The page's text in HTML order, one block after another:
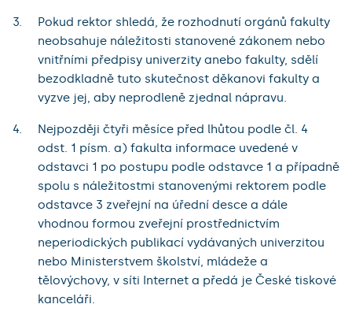
Pokud rektor shledá, že rozhodnutí orgánů fakulty
neobsahuje náležitosti stanovené zákonem nebo
vnitřními předpisy univerzity anebo fakulty, sdělí
bezodkladně tuto skutečnost děkanovi fakulty a
vyzve jej, aby neprodleně zjednal nápravu.
Nejpozději čtyři měsíce před lhůtou podle čl. 4
odst. 1 písm. a) fakulta informace uvedené v
odstavci 1 po postupu podle odstavce 1 a případně
spolu s náležitostmi stanovenými rektorem podle
odstavce 3 zveřejní na úřední desce a dále
vhodnou formou zveřejní prostřednictvím
neperiodických publikací vydávaných univerzitou
nebo Ministerstvem školství, mládeže a
tělovýchovy, v síti Internet a předá je České tiskové
kanceláři.